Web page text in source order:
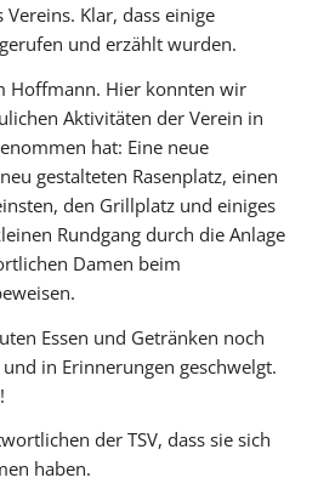
Klar, dass einige
und erzählt wurden.
Hoffmann. Hier konnten wir
Aktivitäten der Verein in
hat: Eine neue
gestalteten Rasenplatz, einen
den Grillplatz und einiges
Rundgang durch die Anlage
Damen beim
Essen und Getränken noch
in Erinnerungen geschwelgt.
der TSV, dass sie sich
haben.